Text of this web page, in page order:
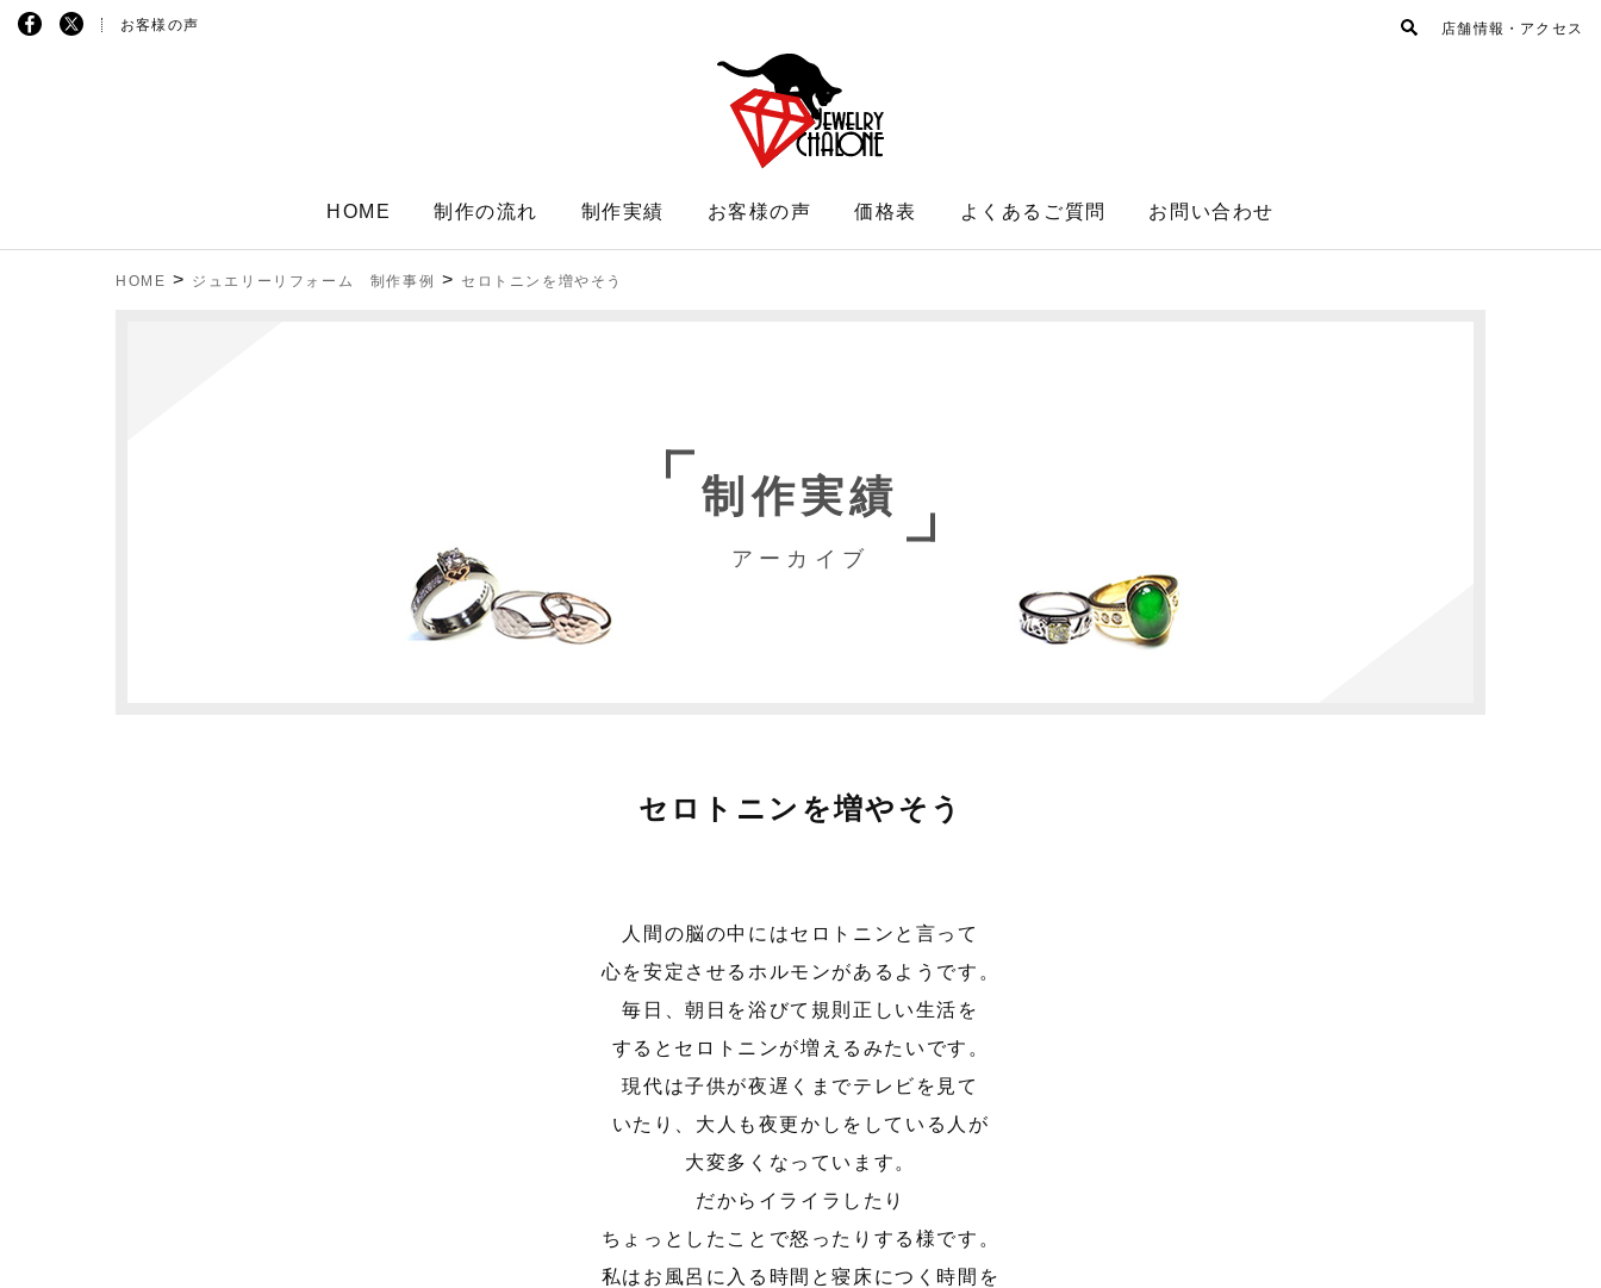
お客様の声 店舗情報・アクセス
HOME 制作の流れ 制作実績 お客様の声 価格表 よくあるご質問 お問い合わせ
HOME > ジュエリーリフォーム 制作事例 > セロトニンを増やそう
制作実績
アーカイブ
セロトニンを増やそう
人間の脳の中にはセロトニンと言って
心を安定させるホルモンがあるようです。
毎日、朝日を浴びて規則正しい生活を
するとセロトニンが増えるみたいです。
現代は子供が夜遅くまでテレビを見て
いたり、大人も夜更かしをしている人が
大変多くなっています。
だからイライラしたり
ちょっとしたことで怒ったりする様です。
私はお風呂に入る時間と寝床につく時間を